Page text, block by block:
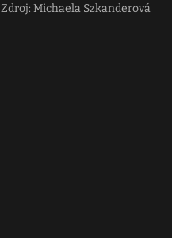
Zdroj: Michaela Szkanderová